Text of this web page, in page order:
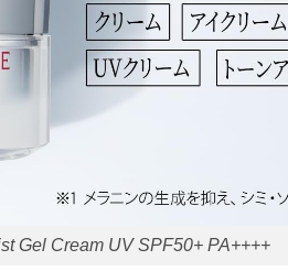
Gel Cream UV SPF50+ PA++++